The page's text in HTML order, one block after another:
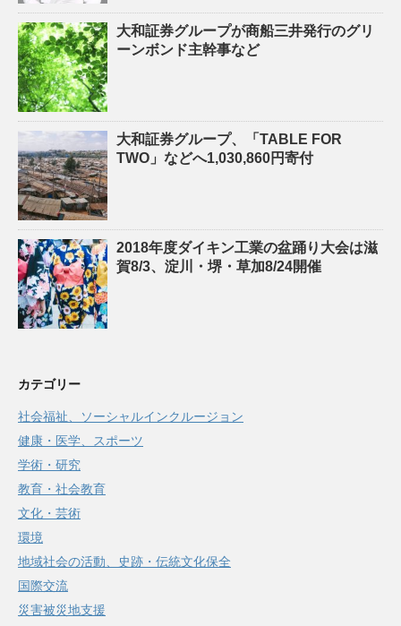
大和証券グループが商船三井発行のグリ
ーンボンド主幹事など
大和証券グループ、「TABLE FOR
TWO」などへ1,030,860円寄付
2018年度ダイキン工業の盆踊り大会は滋
賀8/3、淀川・堺・草加8/24開催
カテゴリー
社会福祉、ソーシャルインクルージョン
健康・医学、スポーツ
学術・研究
教育・社会教育
文化・芸術
環境
地域社会の活動、史跡・伝統文化保全
国際交流
災害被災地支援